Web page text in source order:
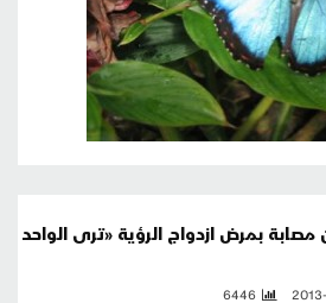
مصابة بمرض ازدواج الرؤية «ترى الواحد
6446